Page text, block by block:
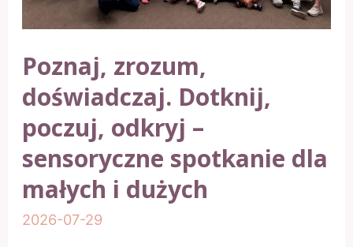
Poznaj, zrozum,
doświadczaj. Dotknij,
poczuj, odkryj –
sensoryczne spotkanie dla
małych i dużych
2026-07-29